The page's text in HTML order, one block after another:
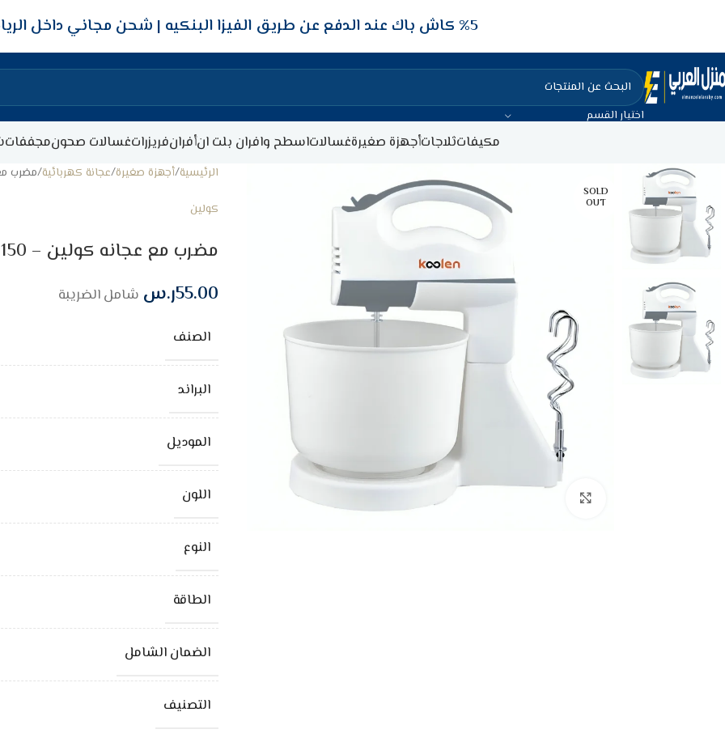
5‎% كاش باك عند الدفع عن طريق الفيزا البنكيه شحن مجاني داخل
اختيار القسم
مكيفاتثلاجاتأجهزة صغيرةغسالاتاسطح وافران بلت انأفرانفريزراتغسالات صحونمجففات
SOLD
OUT
الرئيسية أجهزة صغيرة عجانة كهربائية مضرب مع
كولين
مضرب مع عجانه كولين – 150 وات – ابيض/رمادي
55.00ر.س شامل الضريبة
الصنف
البراند
الموديل
اللون
النوع
الطاقة
الضمان الشامل
التصنيف